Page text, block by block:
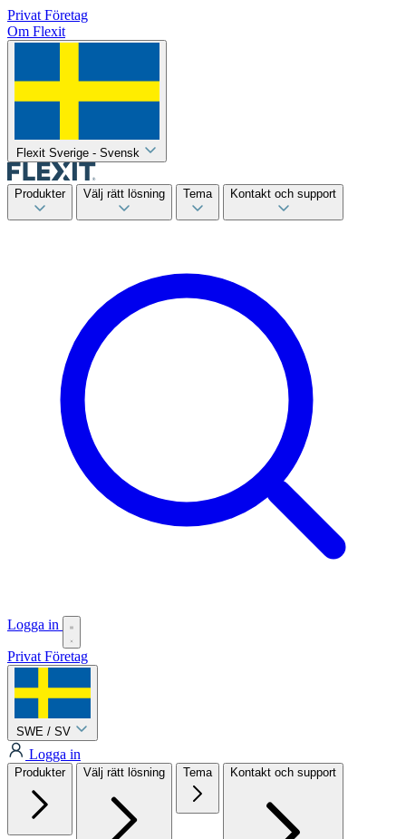
Privat Företag
Om Flexit
Flexit Sverige - Svensk
Produkter Välj rätt lösning Tema Kontakt och support
Logga in
Privat Företag
SWE / SV
Logga in
Produkter Välj rätt lösning Tema Kontakt och support